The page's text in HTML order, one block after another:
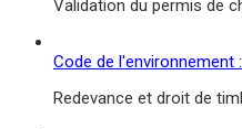
Validation du permis de
Code de l'environnement
Redevance et droit de